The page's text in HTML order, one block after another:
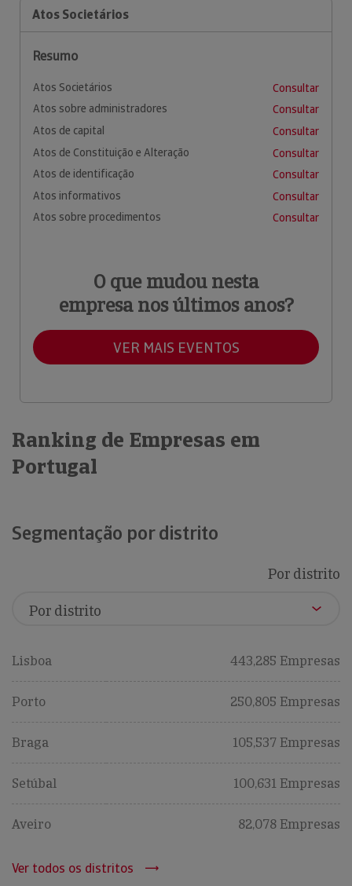
Atos Societários
Resumo
Atos Societários
Consultar
Atos sobre administradores
Consultar
Atos de capital
Consultar
Atos de Constituição e Alteração
Consultar
Atos de identificação
Consultar
Atos informativos
Consultar
Atos sobre procedimentos
Consultar
O que mudou nesta
empresa nos últimos anos?
VER MAIS EVENTOS
Ranking de Empresas em
Portugal
Segmentação por distrito
Por distrito
Lisboa 443,285 Empresas
Porto 250,805 Empresas
Braga 105,537 Empresas
Setúbal 100,631 Empresas
Aveiro 82,078 Empresas
Ver todos os distritos